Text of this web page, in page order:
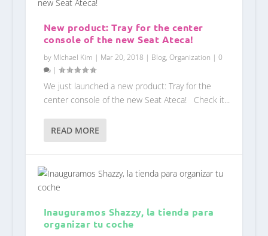
New product: Tray for the center
console of the new Seat Ateca!
by MIchael Kim | Mar 20, 2018 | Blog, Organization | 0
|
We just launched a new product: Tray for the
center console of the new Seat Ateca! Check it...
READ MORE
Inauguramos Shazzy, la tienda para
organizar tu coche